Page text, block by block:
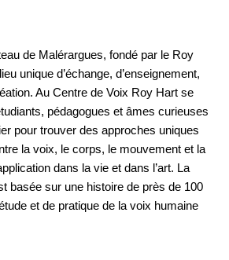
de Malérargues, fondé par le Roy
unique d’échange, d’enseignement,
Au Centre de Voix Roy Hart se
pédagogues et âmes curieuses
pour trouver des approches uniques
la voix, le corps, le mouvement et la
dans la vie et dans l’art. La
basée sur une histoire de près de 100
et de pratique de la voix humaine